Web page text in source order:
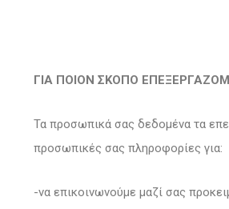
ΓΙΑ ΠΟΙΟΝ ΣΚΟΠΟ
Τα προσωπικά σας δεδομένα τα
προσωπικές σας πληροφορίες για:
-να επικοινωνούμε μαζί σας